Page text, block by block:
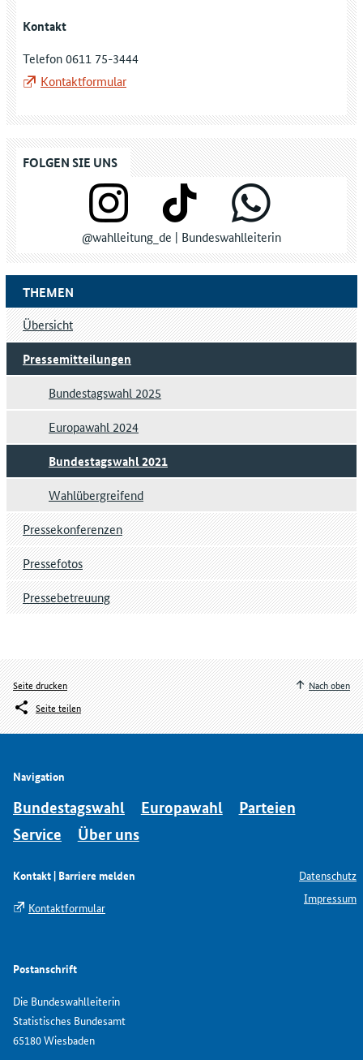
THEMEN
Übersicht
Pressemitteilungen
Bundestagswahl 2025
Europawahl 2024
Bundestagswahl 2021
Wahlübergreifend
Pressekonferenzen
Pressefotos
Pressebetreuung
Kontakt
Telefon 0611 75-3444
Kontaktformular
FOLGEN SIE UNS
@wahlleitung_de | Bundeswahlleiterin
Seite drucken
Seite teilen
Nach oben
Navigation
Bundestagswahl Europawahl
Parteien
Service
Über uns
Kontakt | Barriere melden
Kontaktformular
Postanschrift
Die Bundeswahlleiterin
Statistisches Bundesamt
65180 Wiesbaden
Datenschutz
Impressum